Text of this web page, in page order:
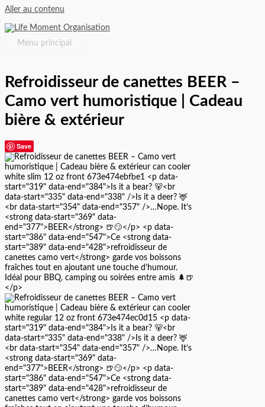
Aller au contenu
Menu principal
Refroidisseur de canettes BEER –
Camo vert humoristique | Cadeau
bière & extérieur
Save